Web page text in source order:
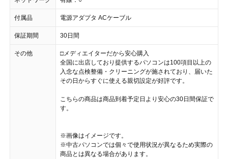
付属品 電源アダプタ ACケーブル
保証期間 30日間
その他
□メディエイターだから安心購入
全国に出店しており提供するパソコンは100項目以上の
入念な点検整備・クリーニングが施されており、届いた
その日からすぐに使える親切設定が好評です。
こちらの商品は商品到着予定日より安心の30日間保証で
す。
※画像はイメージです。
※中古パソコンでは個々で使用状況が異なるため実際の
商品とは異なる場合があります。